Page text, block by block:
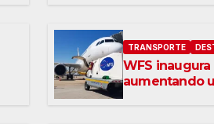
TRANSPORTE
WFS
aumentando